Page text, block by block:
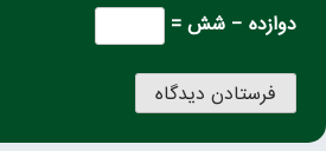
دوازده − شش =